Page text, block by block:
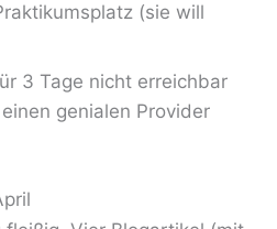
(sie will
3 Tage nicht erreichbar
genialen Provider